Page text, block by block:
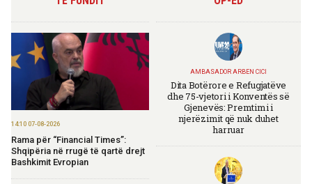
14:10 07-08-2026
Rama për “Financial Times”:
Shqipëria në rrugë të qartë drejt
Bashkimit Evropian
AMBASADOR ARBEN CICI
Dita Botërore e Refugjatëve
dhe 75-vjetori i Konventës së
Gjenevës: Premtimi i
njerëzimit që nuk duhet
harruar